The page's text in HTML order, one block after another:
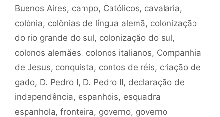
Buenos Aires, campo, Católicos, cavalaria,
colônia, colônias de língua alemã, colonização
do rio grande do sul, colonização do sul,
colonos alemães, colonos italianos, Companhia
de Jesus, conquista, contos de réis, criação de
gado, D. Pedro I, D. Pedro II, declaração de
independência, espanhóis, esquadra
espanhola, fronteira, governo, governo